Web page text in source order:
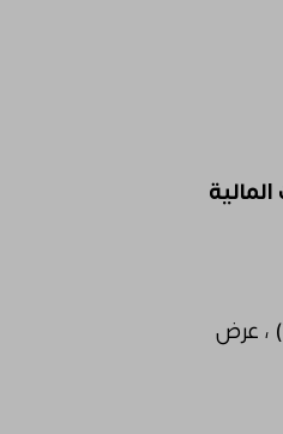
شكل عرض المركز المالي وفقًا لمعيار المحاسبة الدولي رقم واحد (1IAS) ، عرض